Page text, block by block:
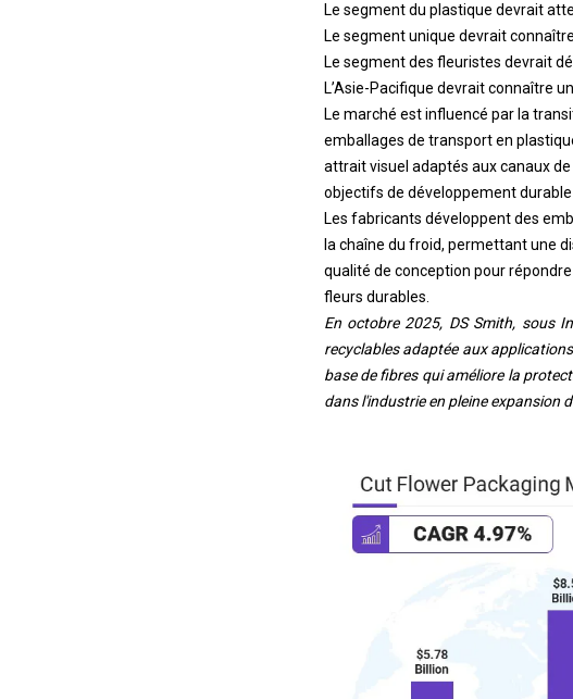
Le segment du plastique devrait
Le segment unique devrait
Le segment des fleuristes devrait
L’Asie-Pacifique devrait connaître
Le marché est influencé par la
emballages de transport en
attrait visuel adaptés aux canaux
objectifs de développement durable
Les fabricants développent des
la chaîne du froid, permettant une
qualité de conception pour
fleurs durables.
En octobre 2025, DS Smith, sous
recyclables adaptée aux
base de fibres qui améliore la
dans l'industrie en pleine expansion